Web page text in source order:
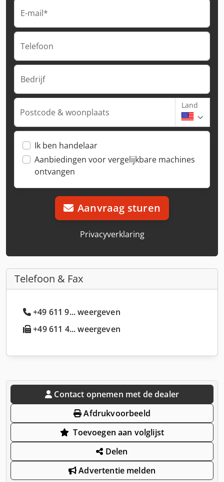
E-mail*
Telefoon
Bedrijf
Postcode & woonplaats
Land
Ik ben handelaar
Aanbiedingen voor vergelijkbare machines
ontvangen
Aanvraag sturen
Privacyverklaring
Telefoon & Fax
+49 611 9... weergeven
+49 611 4... weergeven
Contact opnemen met de dealer
Afdrukvoorbeeld
Toevoegen aan volglijst
Delen
Advertentie melden